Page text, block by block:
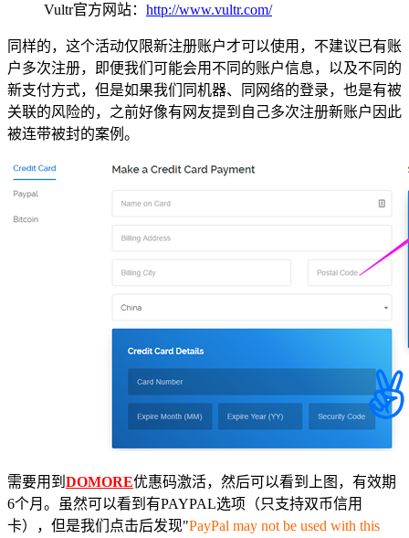
Vultr官方网站： http://www.vultr.com/
同样的，这个活动仅限新注册账户才可以使用，不建议已有账
户多次注册，即便我们可能会用不同的账户信息，以及不同的
新支付方式，但是如果我们同机器、同网络的登录，也是有被
关联的风险的，之前好像有网友提到自己多次注册新账户因此
被连带被封的案例。
需要用到 DOMORE优惠码激活，然后可以看到上图，有效期
6个月。虽然可以看到有PAYPAL选项（只支持双币信用
卡），但是我们点击后发现"PayPal may not be used with this